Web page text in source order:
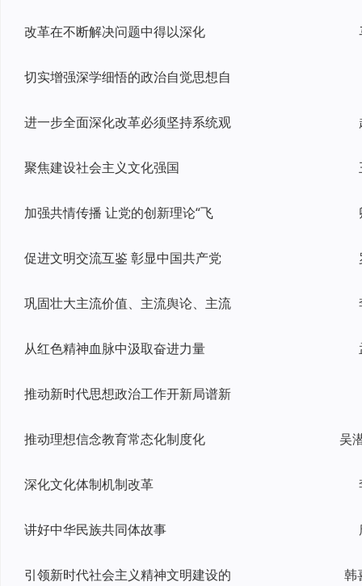
改革在不断解决问题中得以深化
切实增强深学细悟的政治自觉思想自
进一步全面深化改革必须坚持系统观
聚焦建设社会主义文化强国
加强共情传播 让党的创新理论“飞
促进文明交流互鉴 彰显中国共产党
巩固壮大主流价值、主流舆论、主流
从红色精神血脉中汲取奋进力量
推动新时代思想政治工作开新局谱新
推动理想信念教育常态化制度化
深化文化体制机制改革
讲好中华民族共同体故事
引领新时代社会主义精神文明建设的 韩